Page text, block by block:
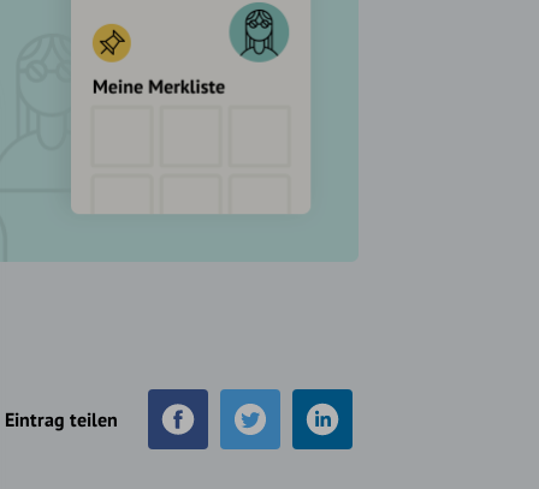
Eintrag teilen